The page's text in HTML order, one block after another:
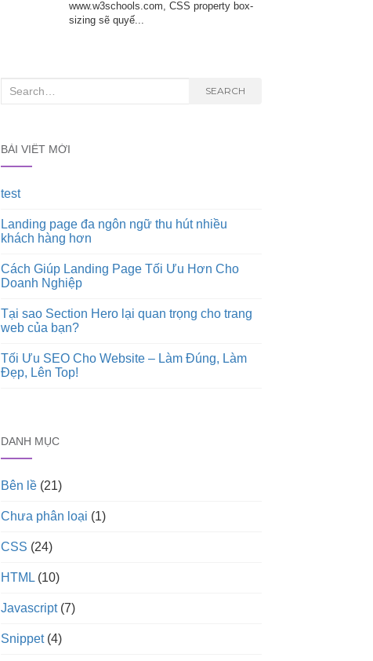
Search
SEARCH
BÀI VIẾT MỚI
test
Landing page đa ngôn ngữ thu hút nhiều
khách hàng hơn
Cách Giúp Landing Page Tối Ưu Hơn Cho
Doanh Nghiệp
Tại sao Section Hero lại quan trọng cho trang
web của bạn?
Tối Ưu SEO Cho Website – Làm Đúng, Làm
Đẹp, Lên Top!
DANH MỤC
Bên lề(21)
Chưa phân loại (1)
CSS (24)
HTML(10)
Javascript(7)
Snippet(4)